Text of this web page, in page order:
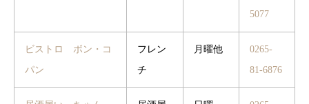
5077
ビストロ ボン・コ
パン
フレン
チ
月曜他
0265-
81-6876